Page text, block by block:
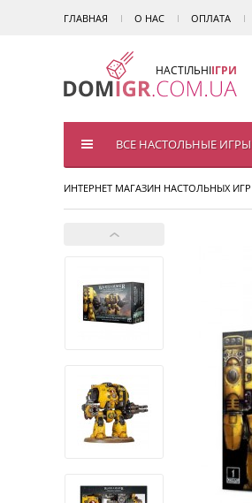
ГЛАВНАЯ О НАС ОПЛАТА
НАСТІЛЬНІІГРИ
ВСЕ НАСТОЛЬНЫЕ ИГРЫ
ИНТЕРНЕТ МАГАЗИН НАСТОЛЬНЫХ ИГР